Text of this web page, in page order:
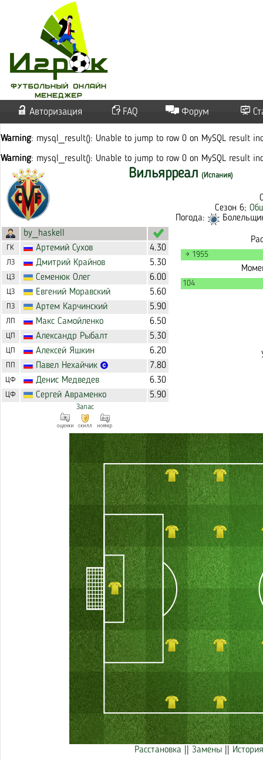
Авторизация FAQ Форум
Warning: mysql_result(): Unable to jump to row 0 on MySQL result
Warning: mysql_result(): Unable to jump to row 0 on MySQL result
Вильярреал (Испания)
Сезон 6;
Погода:
by_haskell
ГК Артемий Сухов 4.30
ЛЗ Дмитрий Крайнов 5.30
ЦЗ Семенюк Олег 6.00
ЦЗ Евгений Моравский 5.60
ПЗ Артем Карчинский 5.90
ЛП Макс Самойленко 6.50
ЦП Александр Рыбалт 5.30
ЦП Алексей Яшкин 6.20
ПП Павел Нехайчик 7.80
ЦФ Денис Медведев 6.30
ЦФ Сергей Авраменко 5.90
Запас
→ 1955
104
Расстановка Замены